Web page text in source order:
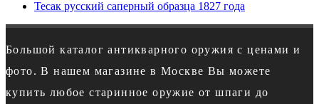
Тесак русский саперный образца 1827 года
Большой каталог антикварного оружия с ценами и
фото. В нашем магазине в Москве Вы можете
купить любое старинное оружие от шпаги до